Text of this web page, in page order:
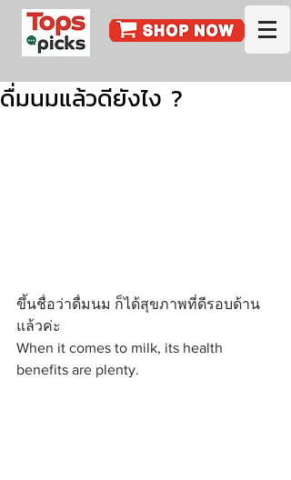
ดื่มนมแล้วดียังไง ?
ขึ้นชื่อว่าดื่มนม ก็ได้สุขภาพที่ดีรอบด้าน
แล้วค่ะ
When it comes to milk, its health
benefits are plenty.